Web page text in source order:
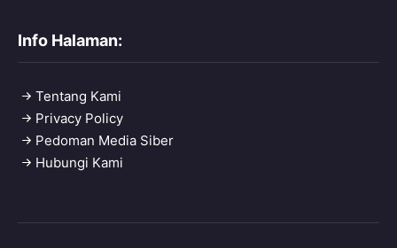
Info Halaman:
Tentang Kami
Privacy Policy
Pedoman Media Siber
Hubungi Kami